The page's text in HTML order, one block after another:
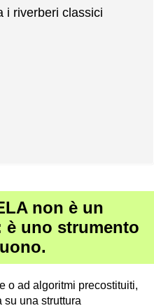
i riverberi classici
non è un
è uno strumento
o ad algoritmi precostituiti,
su una struttura